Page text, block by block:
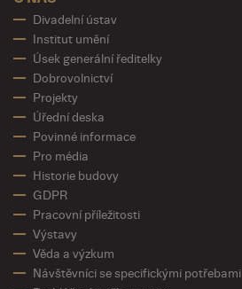
Divadelní ústav
Institut umění
Úsek generální ředitelky
Dobrovolnictví
Projekty
Úřední deska
Povinné informace
Pro média
Historie budovy
GDPR
Pracovní příležitosti
Výstavy
Věda a výzkum
Návštěvníci se specifickými potřebami